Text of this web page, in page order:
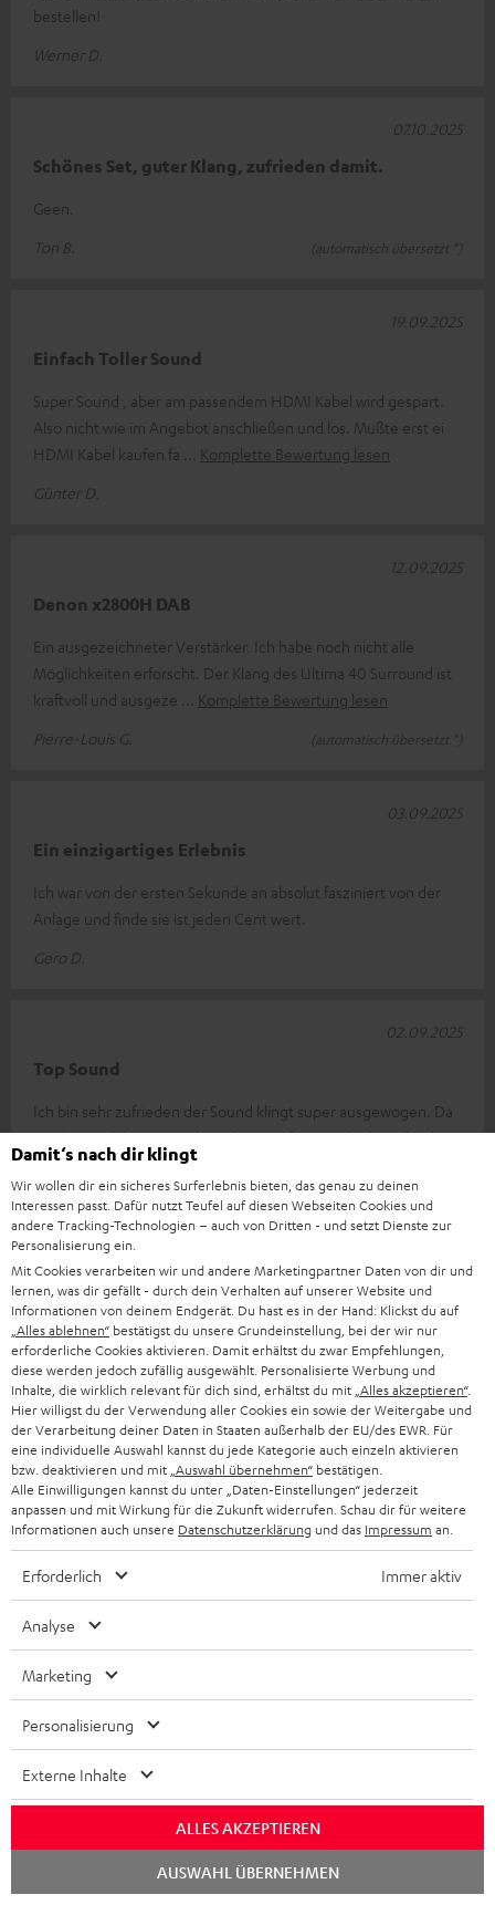
bestellen!
Werner D.
Schönes Set, guter Klang, zufrieden damit.
Geen.
Ton B.
(automatisch übersetzt *)
07.10.2025
Einfach Toller Sound
Super Sound , aber am passendem HDMI Kabel wird gespart.
Also nicht wie im Angebot anschließen und los. Mußte erst ei
HDMI Kabel kaufen fa
Komplette Bewertung lesen
Günter D.
19.09.2025
Denon x2800H DAB
Ein ausgezeichneter Verstärker. Ich habe noch nicht alle
Möglichkeiten erforscht. Der Klang des Ultima 40 Surround ist
kraftvoll und ausgeze
Komplette Bewertung lesen
Pierre-Louis G.
(automatisch übersetzt *)
12.09.2025
Ein einzigartiges Erlebnis
Ich war von der ersten Sekunde an absolut fasziniert von der
Anlage und finde sie ist jeden Cent wert.
Gero D.
03.09.2025
Top Sound
Ich bin sehr zufrieden der Sound klingt super ausgewogen. Da
macht Musik hören wieder richtig Spaß wir sind sehr zufrieden.
Es werden mit Si
Komplette Bewertung lesen
Rene T.
02.09.2025
10 / 116
automatisiert übersetzt durch
DeepL
MEHR ANZEIGEN
„… ist und bleibt ein Highlight in seiner Preisklasse …“
HiFi Vision
„… gefällt auf Anhieb durch seine angenehme, lockere
Spielweise …“
Damit‘s nach dir klingt
Wir wollen dir ein sicheres Surferlebnis bieten, das genau zu deinen
Interessen passt. Dafür nutzt Teufel auf diesen Webseiten Cookies und
andere Tracking-Technologien – auch von Dritten - und setzt Dienste zur
Personalisierung ein.
Mit Cookies verarbeiten wir und andere Marketingpartner Daten von dir und
lernen, was dir gefällt - durch dein Verhalten auf unserer Website und
Informationen von deinem Endgerät. Du hast es in der Hand: Klickst du auf
„Alles ablehnen“ bestätigst du unsere Grundeinstellung, bei der wir nur
erforderliche Cookies aktivieren. Damit erhältst du zwar Empfehlungen,
diese werden jedoch zufällig ausgewählt. Personalisierte Werbung und
Inhalte, die wirklich relevant für dich sind, erhältst du mit „Alles akzeptieren“.
Hier willigst du der Verwendung aller Cookies ein sowie der Weitergabe und
der Verarbeitung deiner Daten in Staaten außerhalb der EU/des EWR. Für
eine individuelle Auswahl kannst du jede Kategorie auch einzeln aktivieren
bzw. deaktivieren und mit „Auswahl übernehmen“ bestätigen.
Alle Einwilligungen kannst du unter „Daten-Einstellungen“ jederzeit
anpassen und mit Wirkung für die Zukunft widerrufen. Schau dir für weitere
Informationen auch unsere Datenschutzerklärung und das Impressum an.
Erforderlich Immer aktiv
Analyse
Marketing
Personalisierung
Externe Inhalte
ALLES AKZEPTIEREN
AUSWAHL ÜBERNEHMEN